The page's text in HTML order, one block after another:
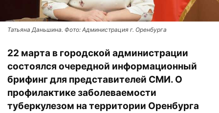
Татьяна Даньшина. Фото: Администрация г. Оренбурга
22 марта в городской администрации
состоялся очередной информационный
брифинг для представителей СМИ. О
профилактике заболеваемости
туберкулезом на территории Оренбурга